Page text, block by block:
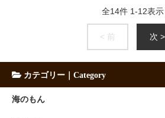
全14件 1-12表示
< 前 次 >
カテゴリー｜Category
海のもん